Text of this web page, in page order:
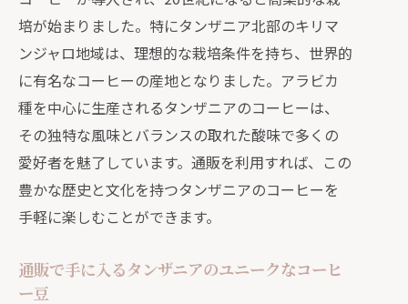
培が始まりました。特にタンザニア北部のキリマ
ンジャロ地域は、理想的な栽培条件を持ち、世界的
に有名なコーヒーの産地となりました。アラビカ
種を中心に生産されるタンザニアのコーヒーは、
その独特な風味とバランスの取れた酸味で多くの
愛好者を魅了しています。通販を利用すれば、この
豊かな歴史と文化を持つタンザニアのコーヒーを
手軽に楽しむことができます。
通販で手に入るタンザニアのユニークなコーヒ
ー豆